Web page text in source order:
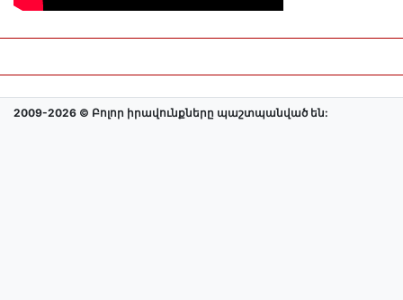
2009-2026 © Բոլոր իրավունքները պաշտպանված են: